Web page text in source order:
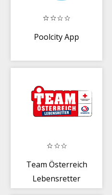
Poolcity App
Team Österreich
Lebensretter